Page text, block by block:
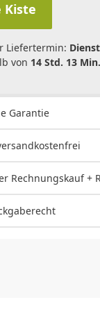
Kiste
Liefertermin:
von 14 Std. 13
Garantie
Rechnungskauf +